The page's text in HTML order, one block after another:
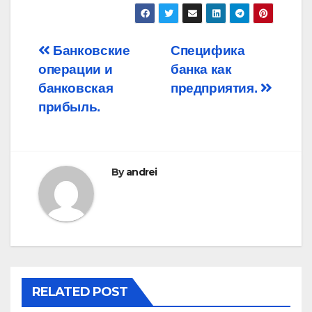
Post
navigation
Специфика
банка как
предприятия.
Банковские
операции и
банковская
прибыль.
Byandrei
RELATED POST